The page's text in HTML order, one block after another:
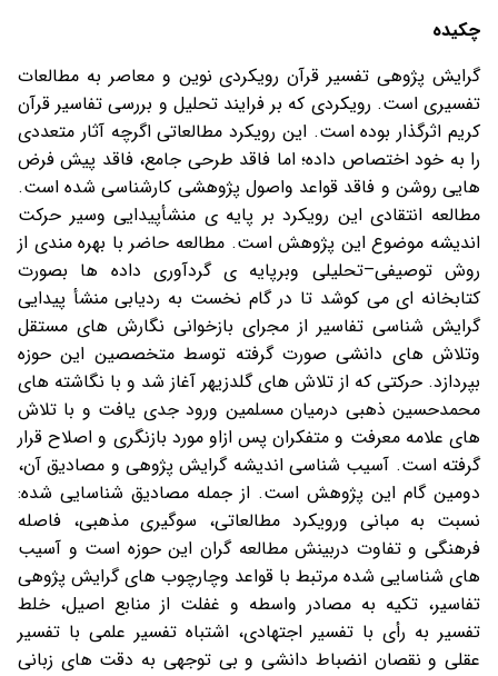
چکیده
گرايش پژوهی تفسیر قرآن رويکردی نوين و معاصر به مطالعات
تفسيری است. رويکردی که بر فرايند تحليل و بررسی تفاسیر قرآن
کريم اثرگذار بوده است. این رویکرد مطالعاتی اگرچه آثار متعددی
را به خود اختصاص داده؛ اما فاقد طرحی جامع، فاقد پیش فرض
هایی روشن و فاقد قواعد واصول پژوهشی کارشناسی شده است.
مطالعه انتقادی این رویکرد بر پایه ی منشأپیدایی وسیر حرکت
اندیشه موضوع این پژوهش است. مطالعه حاضر با بهره مندی از
روش توصیفی–تحلیلی وبرپایه ی گردآوری داده ها بصورت
کتابخانه ای می کوشد تا در گام نخست به رديابی منشأ پيدايی
گرايش شناسی تفاسير از مجرای بازخوانی نگارش های مستقل
وتلاش های دانشی صورت گرفته توسط متخصصین این حوزه
بپردازد. حرکتی که از تلاش های گلدزیهر آغاز شد و با نگاشته های
محمدحسین ذهبی درمیان مسلمین ورود جدی یافت و با تلاش
های علامه معرفت و متفکران پس ازاو مورد بازنگری و اصلاح قرار
گرفته است. آسیب شناسی اندیشه گرایش پژوهی و مصادیق آن،
دومین گام این پژوهش است. از جمله مصادیق شناسایی شده:
نسبت به مبانی ورویکرد مطالعاتی، سوگیری مذهبی، فاصله
فرهنگی و تفاوت دربینش مطالعه گران این حوزه است و آسیب
های شناسایی شده مرتبط با قواعد وچارچوب های گرایش پژوهی
تفاسیر، تکیه به مصادر واسطه و غفلت از منابع اصیل، خلط
تفسیر به رأی با تفسیر اجتهادی، اشتباه تفسیر علمی با تفسیر
عقلی و نقصان انضباط دانشی و بی توجهی به دقت های زبانی